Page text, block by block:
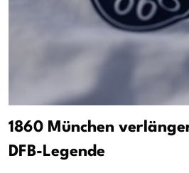
1860 München
DFB-Legende